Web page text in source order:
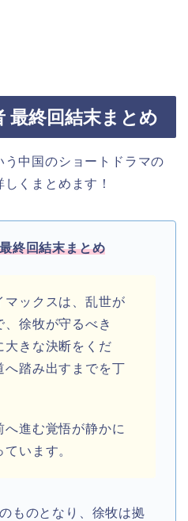
最終回結末まとめ
う中国のショートドラマの
くまとめます！
最終回結末まとめ
マックスは、乱世が
徐牧が守るべき
大きな決断をくだ
へ踏み出すまでを丁
へ進む覚悟が静かに
います。
ものとなり、徐牧は拠